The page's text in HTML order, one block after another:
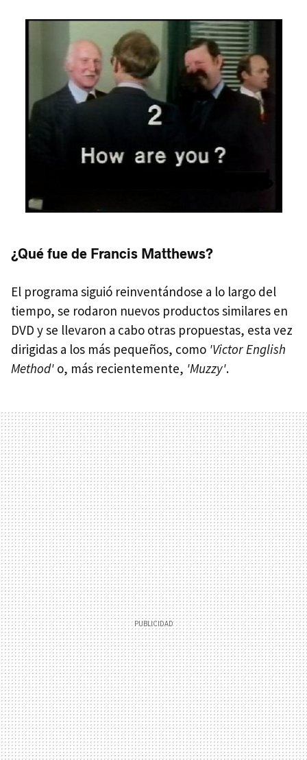
¿Qué fue de Francis Matthews?
El programa siguió reinventándose a lo largo del
tiempo, se rodaron nuevos productos similares en
DVD y se llevaron a cabo otras propuestas, esta vez
dirigidas a los más pequeños, como 'Victor English
Method' o, más recientemente, 'Muzzy'.